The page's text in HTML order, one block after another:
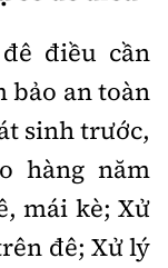
điều cần
bảo an toàn
sinh trước,
hàng năm
mái kè; Xử
đê; Xử lý